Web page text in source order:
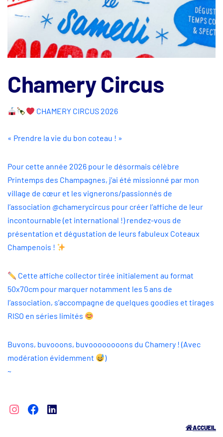
Chamery Circus
CHAMERY CIRCUS 2026
« Prendre la vie du bon coteau ! »
Pour cette année 2026 pour le désormais célèbre
Printemps des Champagnes, j’ai été missionné par mon
village de cœur et les vignerons/passionnés de
l’association @chamerycircus pour créer l’affiche de leur
incontournable (et international !) rendez-vous de
présentation et dégustation de leurs fabuleux Coteaux
Champenois !
Cette affiche collector tirée initialement au format
50x70cm pour marquer notamment les 5 ans de
l’association, s’accompagne de quelques goodies et tirages
RISO en séries limités
Buvons, buvooons, buvoooooooons du Chamery ! (Avec
modération évidemment
)
~
ACCUEIL